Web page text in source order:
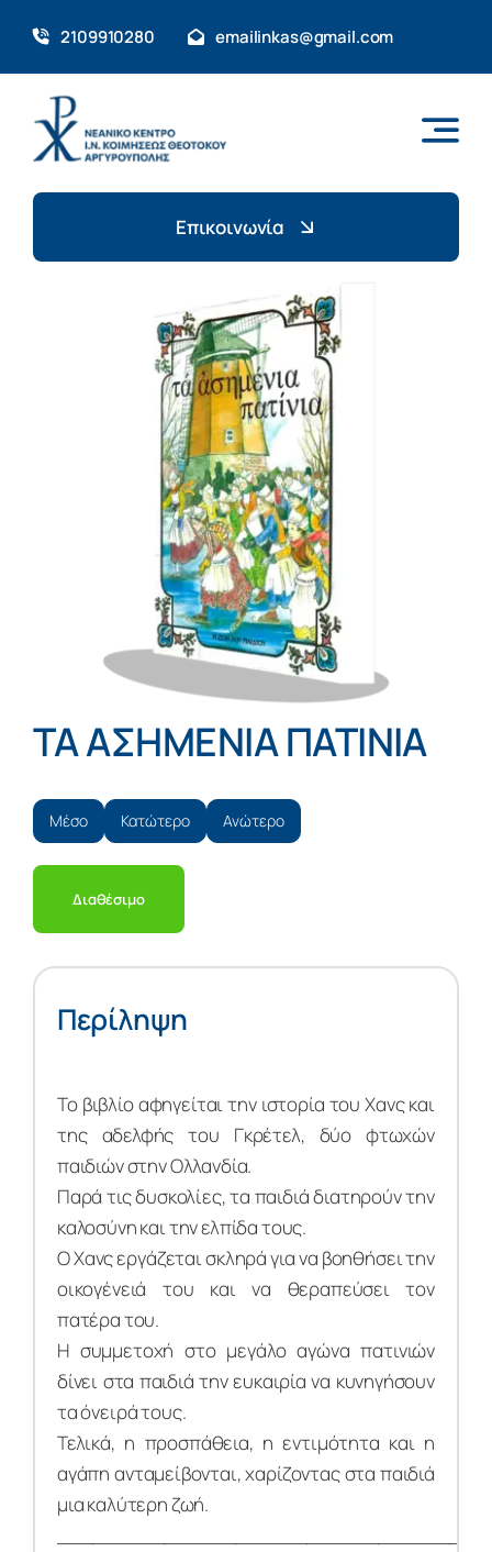
content
2109910280 emailinkas@gmail.com
Επικοινωνία
ΤΑ ΑΣΗΜΕΝΙΑ ΠΑΤΙΝΙΑ
Μέσο Κατώτερο Ανώτερο
Διαθέσιμο
Περίληψη
Το βιβλίο αφηγείται την ιστορία του Χανς και
της αδελφής του Γκρέτελ, δύο φτωχών
παιδιών στην Ολλανδία.
Παρά τις δυσκολίες, τα παιδιά διατηρούν την
καλοσύνη και την ελπίδα τους.
Ο Χανς εργάζεται σκληρά για να βοηθήσει την
οικογένειά του και να θεραπεύσει τον
πατέρα του.
Η συμμετοχή στο μεγάλο αγώνα πατινιών
δίνει στα παιδιά την ευκαιρία να κυνηγήσουν
τα όνειρά τους.
Τελικά, η προσπάθεια, η εντιμότητα και η
αγάπη ανταμείβονται, χαρίζοντας στα παιδιά
μια καλύτερη ζωή.